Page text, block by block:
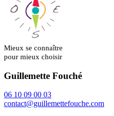
Mieux se connaître
pour mieux choisir
Guillemette Fouché
06 10 09 00 03
contact@guillemettefouche.com